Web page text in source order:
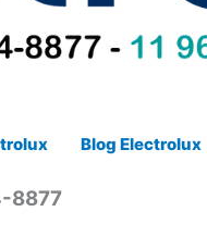
Blog Electrolux
8877